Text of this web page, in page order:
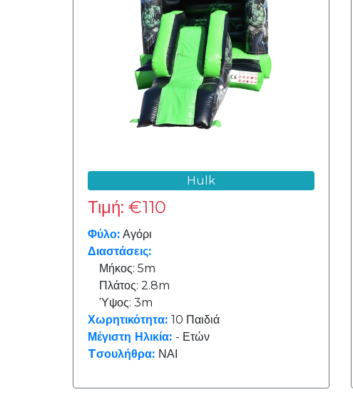
Hulk
Τιμή: €110
Φύλο: Αγόρι
Διαστάσεις:
Μήκος: 5m
Πλάτος: 2.8m
Ύψος: 3m
Χωρητικότητα: 10 Παιδιά
Μέγιστη Ηλικία: - Ετών
Tσουλήθρα: ΝΑΙ